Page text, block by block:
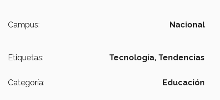
Campus: Nacional
Etiquetas: Tecnología, Tendencias
Categoría: Educación